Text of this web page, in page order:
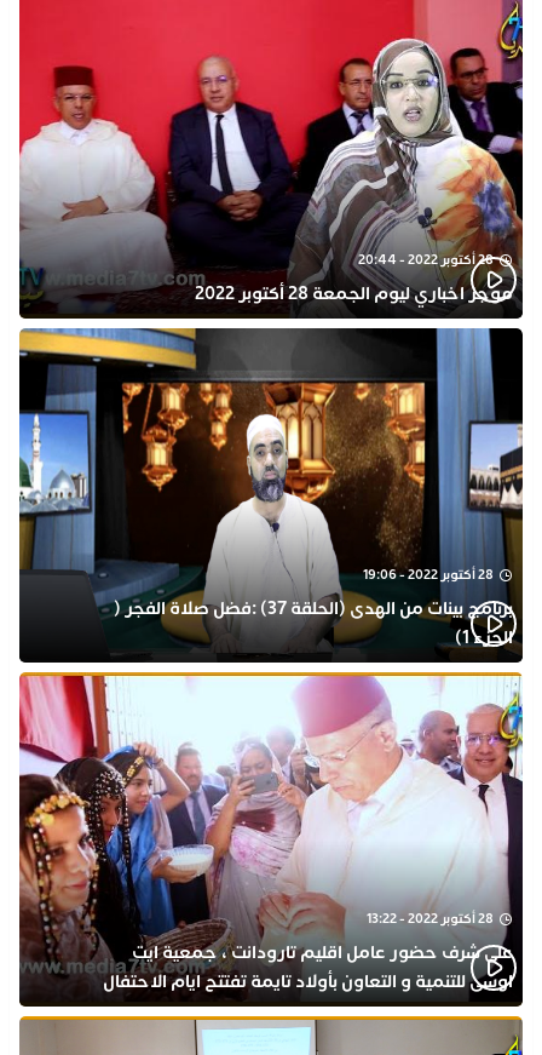
28 أكتوبر 2022 - 20:44
موجز اخباري ليوم الجمعة 28 أكتوبر 2022
28 أكتوبر 2022 - 19:06
برنامج بينات من الهدى (الحلقة 37) :فضل صلاة الفجر (
الجزء 1)
28 أكتوبر 2022 - 13:22
على شرف حضور عامل اقليم تارودانت ، جمعية ايت
اوسى للتنمية و التعاون بأولاد تايمة تفتتح ايام الاحتفال
بذكرى المولد النبوي